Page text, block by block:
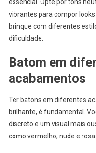
essencial. Opte por tons
vibrantes para compor
brinque com diferentes
dificuldade.
Batom em
acabamentos
Ter batons em diferentes
brilhante, é fundamental.
discreto e um visual mais
como vermelho, nude e